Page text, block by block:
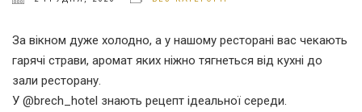
За вікном дуже холодно, а у нашому ресторані вас чекають
гарячі страви, аромат яких ніжно тягнеться від кухні до
зали ресторану.
У @brech_hotel знають рецепт ідеальної середи.